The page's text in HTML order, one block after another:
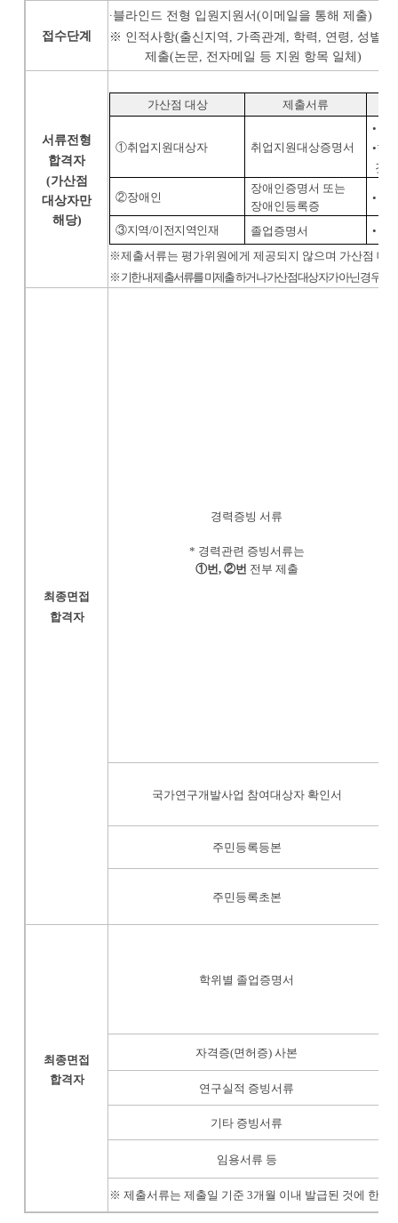
접수단계
∙블라인드 전형 입원지원서(이메일을 통해 제출)
※ 인적사항(출신지역, 가족관계, 학력, 연령, 성별
제출(논문, 전자메일 등 지원 항목 일체)
서류전형
합격자
(가산점
대상자만
해당)
가산점 대상 제출서류
①취업지원대상자 취업지원대상증명서
•
•한
것만
②장애인
장애인증명서 또는
장애인등록증
•
③지역/이전지역인재 졸업증명서 •
※제출서류는 평가위원에게 제공되지 않으며 가산점 대
※ 기한 내 제출서류를 미제출 하거나 가산점 대상자가 아닌 경우 합
최종면접
합격자
경력증빙 서류
* 경력관련 증빙서류는
①번, ②번 전부 제출
국가연구개발사업 참여대상자 확인서
주민등록등본
주민등록초본
최종면접
합격자
학위별 졸업증명서
자격증(면허증)사본
연구실적 증빙서류
기타 증빙서류
임용서류 등
※제출서류는 제출일 기준3개월 이내 발급된 것에 한하